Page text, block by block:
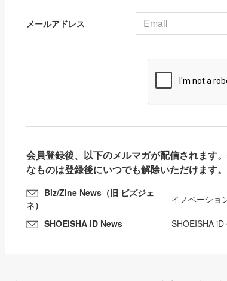
メールアドレス
会員登録後、以下のメルマガが配信されます
なものは登録後にいつでも解除いただけます。
Biz/Zine News（旧 ビズジェ
ネ）
イノベーショ
SHOEISHA iD News SHOEISHA